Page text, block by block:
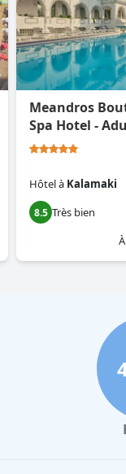
Meandros
Spa Hotel -
Hôtelà Kalamaki
8.5 Très bien